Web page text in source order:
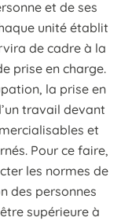
et de ses
unité établit
de cadre à la
prise en charge.
la prise en
travail devant
et
Pour ce faire,
les normes de
des personnes
supérieure à